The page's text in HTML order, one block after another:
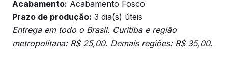
Acabamento: Acabamento Fosco
Prazo de produção: 3 dia(s) úteis
Entrega em todo o Brasil. Curitiba e região
metropolitana: R$ 25,00. Demais regiões: R$ 35,00.